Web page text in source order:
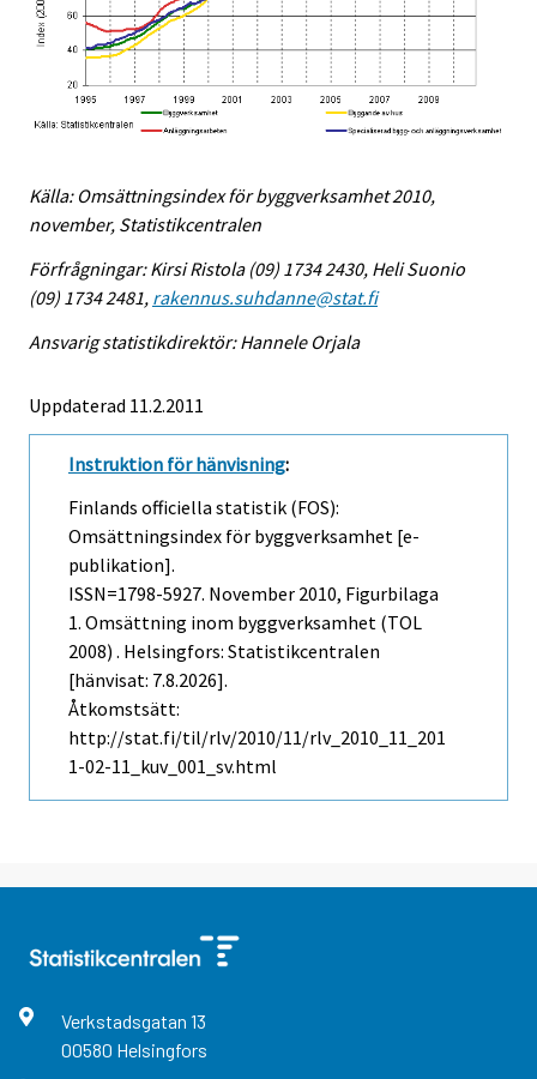
Källa: Omsättningsindex för byggverksamhet 2010,
november, Statistikcentralen
Förfrågningar: Kirsi Ristola (09) 1734 2430, Heli Suonio
(09) 1734 2481, rakennus.suhdanne@stat.fi
Ansvarig statistikdirektör: Hannele Orjala
Uppdaterad 11.2.2011
Instruktion för hänvisning:
Finlands officiella statistik (FOS):
Omsättningsindex för byggverksamhet [e-
publikation].
ISSN=1798-5927. November 2010, Figurbilaga
1. Omsättning inom byggverksamhet (TOL
2008) . Helsingfors: Statistikcentralen
[hänvisat: 7.8.2026].
Åtkomstsätt:
http://stat.fi/til/rlv/2010/11/rlv_2010_11_201
1-02-11_kuv_001_sv.html
Verkstadsgatan 13
00580 Helsingfors